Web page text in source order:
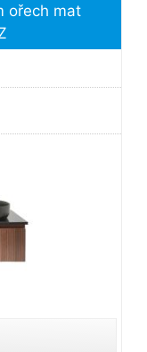
ořech mat